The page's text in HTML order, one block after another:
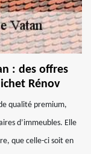
: des offres
Rénov
qualité premium,
d’immeubles. Elle
que celle-ci soit en